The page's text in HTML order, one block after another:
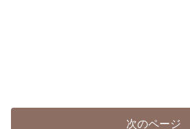
次のページ